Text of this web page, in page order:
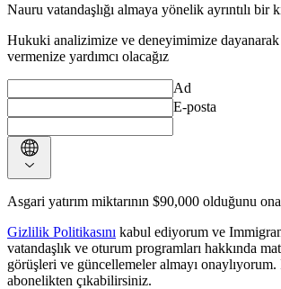
Nauru vatandaşlığı almaya yönelik ayrıntılı bir
Hukuki analizimize ve deneyimimize
vermenize yardımcı olacağız
Ad
E-posta
Asgari yatırım miktarının $90,000 olduğunu
Gizlilik Politikasını kabul ediyorum ve
vatandaşlık ve oturum programları hakkında
görüşleri ve güncellemeler almayı
abonelikten çıkabilirsiniz.